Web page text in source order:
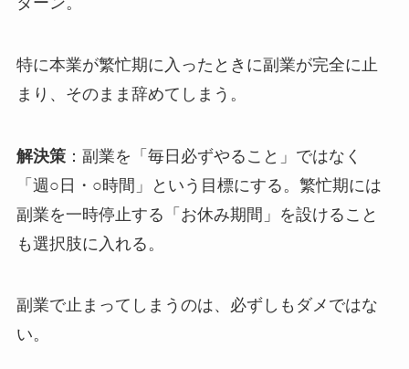
特に本業が繁忙期に入ったときに副業が完全に止
まり、そのまま辞めてしまう。
解決策：副業を「毎日必ずやること」ではなく
「週○日・○時間」という目標にする。繁忙期には
副業を一時停止する「お休み期間」を設けること
も選択肢に入れる。
副業で止まってしまうのは、必ずしもダメではな
い。